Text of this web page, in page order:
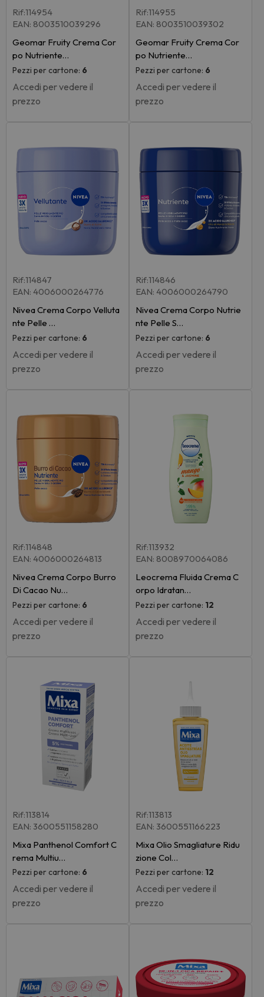
Rif:114954
EAN: 8003510039296
Geomar Fruity Crema Cor
po Nutriente…
Pezzi per cartone: 6
Accedi per vedere il
prezzo
Rif:114955
EAN: 8003510039302
Geomar Fruity Crema Cor
po Nutriente…
Pezzi per cartone: 6
Accedi per vedere il
prezzo
Rif:114847
EAN: 4006000264776
Nivea Crema Corpo Velluta
nte Pelle …
Pezzi per cartone: 6
Accedi per vedere il
prezzo
Rif:114846
EAN: 4006000264790
Nivea Crema Corpo Nutrie
nte Pelle S…
Pezzi per cartone: 6
Accedi per vedere il
prezzo
Rif:114848
EAN: 4006000264813
Nivea Crema Corpo Burro
Di Cacao Nu…
Pezzi per cartone: 6
Accedi per vedere il
prezzo
Rif:113932
EAN: 8008970064086
Leocrema Fluida Crema C
orpo Idratan…
Pezzi per cartone: 12
Accedi per vedere il
prezzo
Rif:113814
EAN: 3600551158280
Mixa Panthenol Comfort C
rema Multiu…
Pezzi per cartone: 6
Accedi per vedere il
prezzo
Rif:113813
EAN: 3600551166223
Mixa Olio Smagliature Ridu
zione Col…
Pezzi per cartone: 12
Accedi per vedere il
prezzo